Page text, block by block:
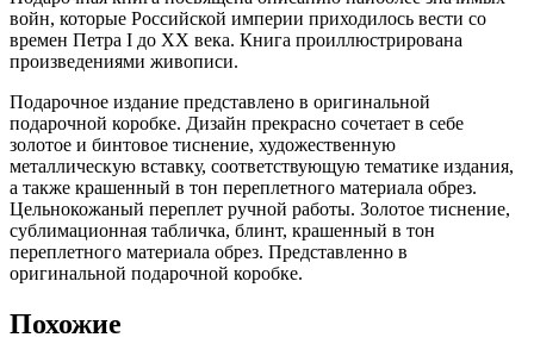
войн, которые Российской империи приходилось вести со
времен Петра I до ХХ века. Книга проиллюстрирована
произведениями живописи.
Подарочное издание представлено в оригинальной
подарочной коробке. Дизайн прекрасно сочетает в себе
золотое и бинтовое тиснение, художественную
металлическую вставку, соответствующую тематике издания,
а также крашенный в тон переплетного материала обрез.
Цельнокожаный переплет ручной работы. Золотое тиснение,
сублимационная табличка, блинт, крашенный в тон
переплетного материала обрез. Представленно в
оригинальной подарочной коробке.
Похожие